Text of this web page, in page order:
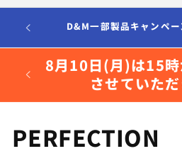
D&M一部製品キャンペー
8月10日(月)は15時
させていた
コ
PERFECTION